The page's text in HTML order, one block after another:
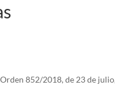
852/2018, de 23 de